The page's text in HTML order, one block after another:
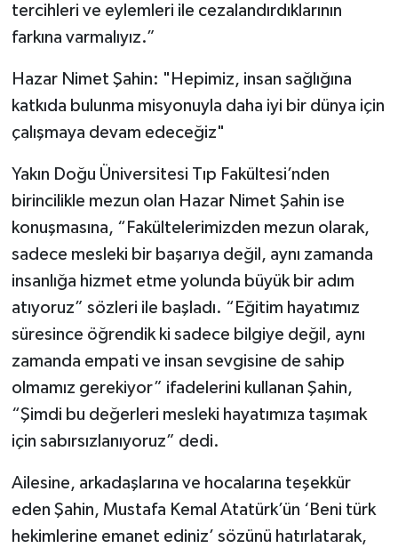
tercihleri ve eylemleri ile cezalandırdıklarının
farkına varmalıyız.”
Hazar Nimet Şahin: "Hepimiz, insan sağlığına
katkıda bulunma misyonuyla daha iyi bir dünya için
çalışmaya devam edeceğiz"
Yakın Doğu Üniversitesi Tıp Fakültesi’nden
birincilikle mezun olan Hazar Nimet Şahin ise
konuşmasına, “Fakültelerimizden mezun olarak,
sadece mesleki bir başarıya değil, aynı zamanda
insanlığa hizmet etme yolunda büyük bir adım
atıyoruz” sözleri ile başladı. “Eğitim hayatımız
süresince öğrendik ki sadece bilgiye değil, aynı
zamanda empati ve insan sevgisine de sahip
olmamız gerekiyor” ifadelerini kullanan Şahin,
“Şimdi bu değerleri mesleki hayatımıza taşımak
için sabırsızlanıyoruz” dedi.
Ailesine, arkadaşlarına ve hocalarına teşekkür
eden Şahin, Mustafa Kemal Atatürk’ün ‘Beni türk
hekimlerine emanet ediniz’ sözünü hatırlatarak,